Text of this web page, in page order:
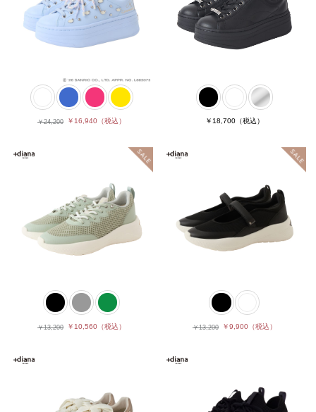
￥24,200 ￥16,940 （税込） ￥18,700（税込）
￥13,200 ￥10,560 （税込） ￥13,200 ￥9,900（税込）